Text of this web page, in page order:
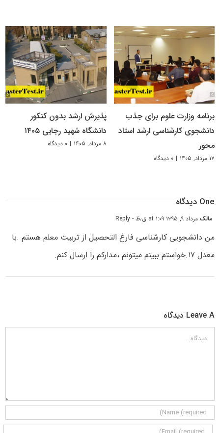
برنامه وزارت علوم برای جذب
دانشجوی کارشناسی ارشد استاد
محور
۱۷ مرداد, ۱۴۰۵ | ۰ دیدگاه
پذیرش ارشد بدون کنکور
دانشگاه شهید رجایی ۱۴۰۵
۸ مرداد, ۱۴۰۵ | ۰ دیدگاه
One دیدگاه
مالکمرداد ۹, ۱۳۹۵ at ۱:۰۹ ق٫ظ - Reply
من دانشجویی کارشناسی فارغ التحصیل از تربیت معلم هستم .با
معدل ۱۷.خواستم ببینم میتونم ،مدارکم را ارسال کنم.
Leave A دیدگاه
دیدگاه